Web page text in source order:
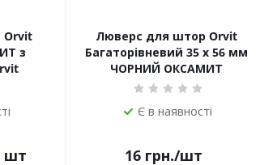
Orvit
з
шт
Люверс для штор Orvit
Багаторівневий 35 х 56 мм
ЧОРНИЙ ОКСАМИТ
Є в наявності
16 грн./шт